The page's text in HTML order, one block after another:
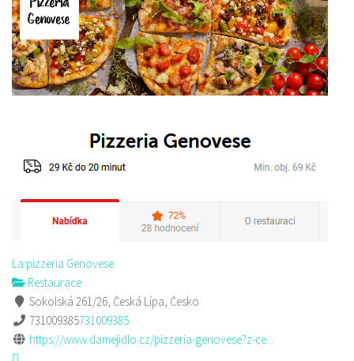
La pizzeria Genovese
Restaurace
Sokolská 261/26, Česká Lípa, Česko
731009385731009385
https://www.damejidlo.cz/pizzeria-genovese?z-ce...